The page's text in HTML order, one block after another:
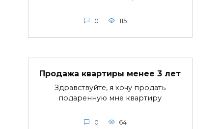
0 115
Продажа квартиры менее 3 лет
Здравствуйте, я хочу продать
подаренную мне квартиру
0 64